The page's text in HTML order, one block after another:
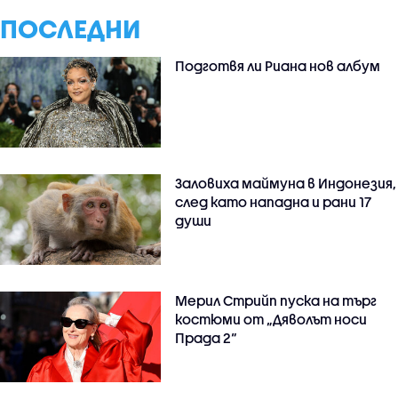
ПОСЛЕДНИ
Подготвя ли Риана нов албум
Заловиха маймуна в Индонезия,
след като нападна и рани 17
души
Мерил Стрийп пуска на търг
костюми от „Дяволът носи
Прада 2“